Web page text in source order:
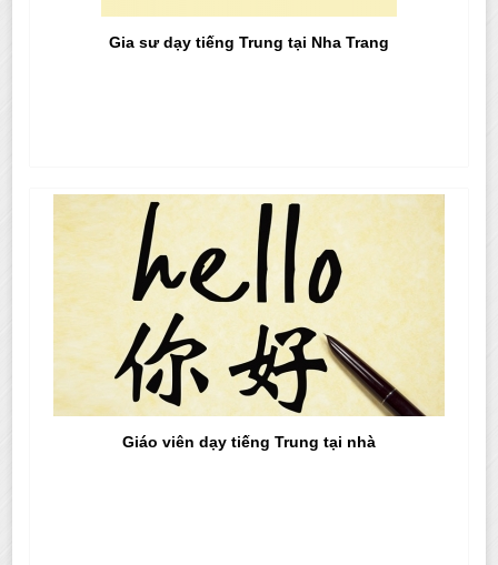
Gia sư dạy tiếng Trung tại Nha Trang
Giáo viên dạy tiếng Trung tại nhà